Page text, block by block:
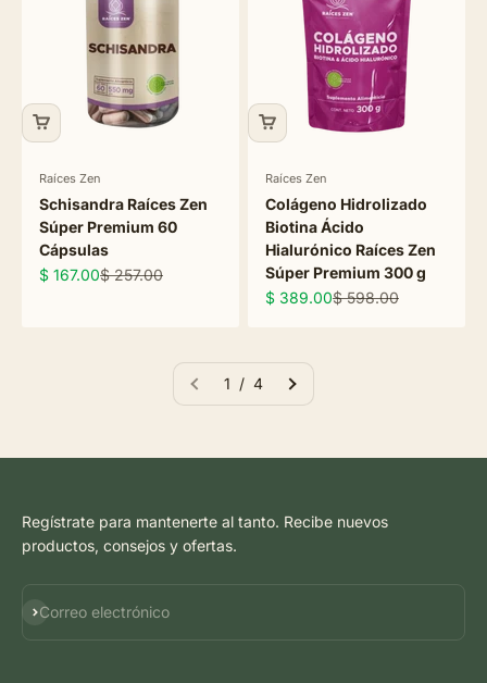
Raíces Zen
Schisandra Raíces Zen
Súper Premium 60
Cápsulas
Precio de oferta
$ 167.00Precio normal
$ 257.00
Raíces Zen
Colágeno Hidrolizado
Biotina Ácido
Hialurónico Raíces Zen
Súper Premium 300 g
Precio de oferta
$ 389.00Precio normal
$ 598.00
1 / 4
Regístrate para mantenerte al tanto. Recibe nuevos
productos, consejos y ofertas.
Correo electrónico
Suscribirse